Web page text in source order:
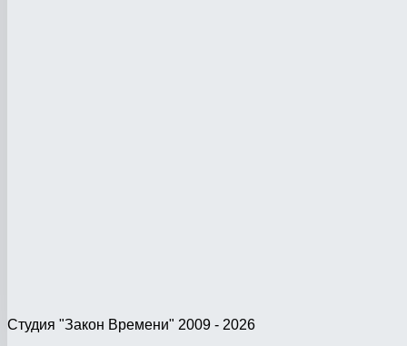
Студия "Закон Времени" 2009 - 2026